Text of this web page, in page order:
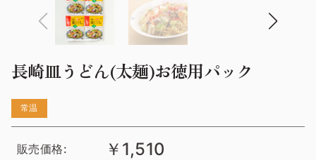
長崎皿うどん(太麺)お徳用パック
常温
販売価格: ￥1,510